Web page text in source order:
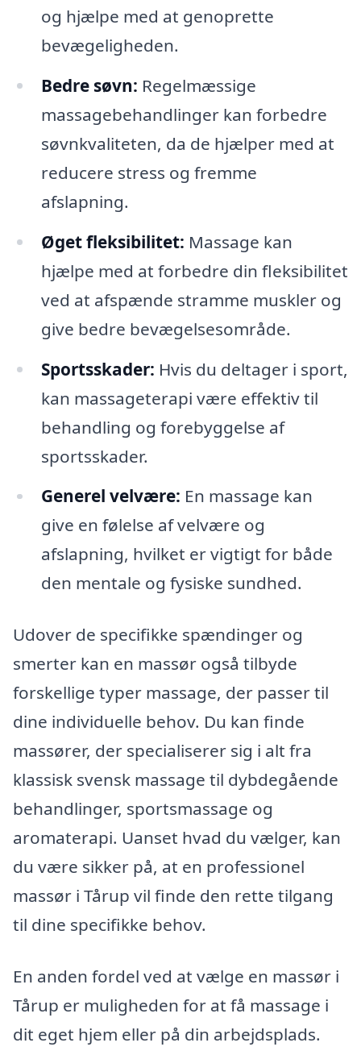
og hjælpe med at genoprette
bevægeligheden.
Bedre søvn: Regelmæssige
massagebehandlinger kan forbedre
søvnkvaliteten, da de hjælper med at
reducere stress og fremme
afslapning.
Øget fleksibilitet: Massage kan
hjælpe med at forbedre din fleksibilitet
ved at afspænde stramme muskler og
give bedre bevægelsesområde.
Sportsskader: Hvis du deltager i sport,
kan massageterapi være effektiv til
behandling og forebyggelse af
sportsskader.
Generel velvære: En massage kan
give en følelse af velvære og
afslapning, hvilket er vigtigt for både
den mentale og fysiske sundhed.
Udover de specifikke spændinger og
smerter kan en massør også tilbyde
forskellige typer massage, der passer til
dine individuelle behov. Du kan finde
massører, der specialiserer sig i alt fra
klassisk svensk massage til dybdegående
behandlinger, sportsmassage og
aromaterapi. Uanset hvad du vælger, kan
du være sikker på, at en professionel
massør i Tårup vil finde den rette tilgang
til dine specifikke behov.
En anden fordel ved at vælge en massør i
Tårup er muligheden for at få massage i
dit eget hjem eller på din arbejdsplads.